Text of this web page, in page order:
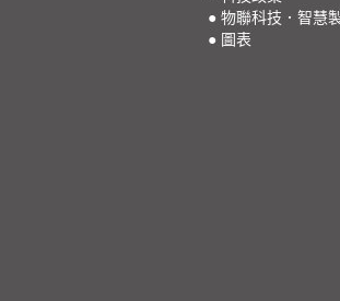
● 物聯科技．智慧
● 圖表